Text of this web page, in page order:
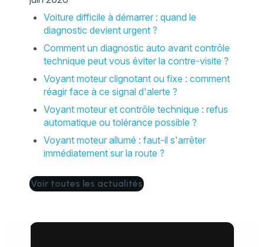
Voiture difficile à démarrer : quand le
diagnostic devient urgent ?
Comment un diagnostic auto avant contrôle
technique peut vous éviter la contre-visite ?
Voyant moteur clignotant ou fixe : comment
réagir face à ce signal d'alerte ?
Voyant moteur et contrôle technique : refus
automatique ou tolérance possible ?
Voyant moteur allumé : faut-il s'arrêter
immédiatement sur la route ?
Voir toutes les actualités